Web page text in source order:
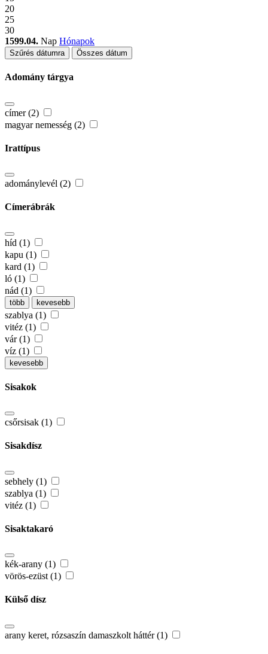
20
25
30
1599.04. Nap Hónapok
Szűrés dátumra Összes dátum
Adomány tárgya
címer (2)
magyar nemesség (2)
Irattípus
adománylevél (2)
Címerábrák
híd (1)
kapu (1)
kard (1)
ló (1)
nád (1)
több kevesebb
szablya (1)
vitéz (1)
vár (1)
víz (1)
kevesebb
Sisakok
csőrsisak (1)
Sisakdísz
sebhely (1)
szablya (1)
vitéz (1)
Sisaktakaró
kék-arany (1)
vörös-ezüst (1)
Külső dísz
arany keret, rózsaszín damaszkolt háttér (1)